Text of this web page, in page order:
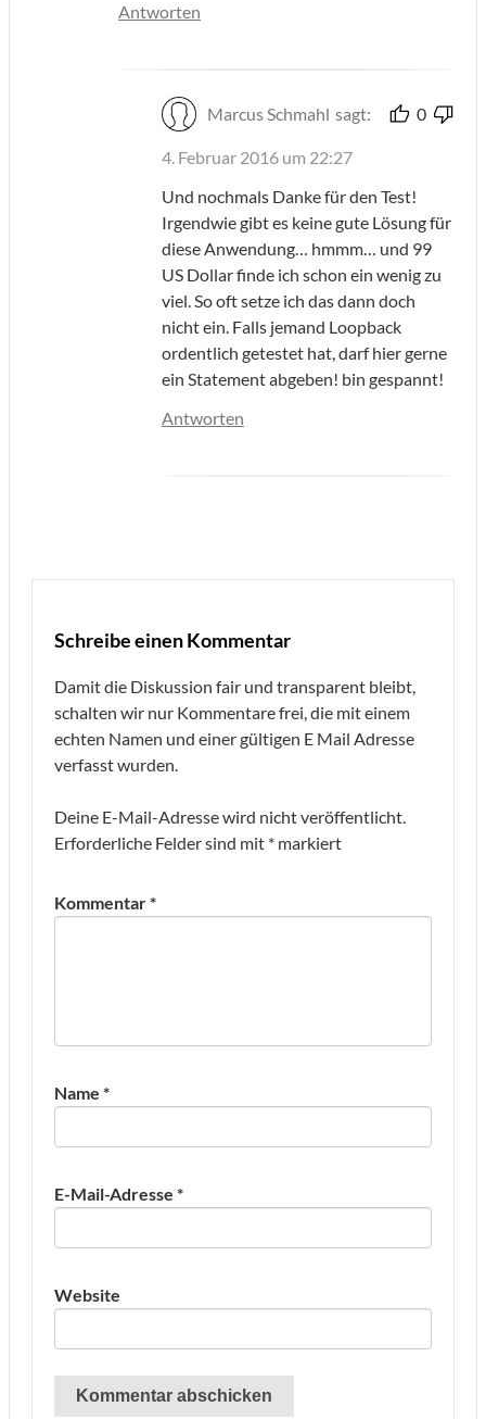
Antworten
Marcus Schmahl sagt: 0
4. Februar 2016 um 22:27
Und nochmals Danke für den Test!
Irgendwie gibt es keine gute Lösung für
diese Anwendung… hmmm… und 99
US Dollar finde ich schon ein wenig zu
viel. So oft setze ich das dann doch
nicht ein. Falls jemand Loopback
ordentlich getestet hat, darf hier gerne
ein Statement abgeben! bin gespannt!
Antworten
Schreibe einen Kommentar
Damit die Diskussion fair und transparent bleibt,
schalten wir nur Kommentare frei, die mit einem
echten Namen und einer gültigen E Mail Adresse
verfasst wurden.
Deine E-Mail-Adresse wird nicht veröffentlicht.
Erforderliche Felder sind mit * markiert
Kommentar*
Name *
E-Mail-Adresse *
Website